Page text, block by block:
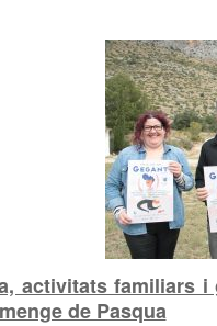
activitats familiars
de Pasqua